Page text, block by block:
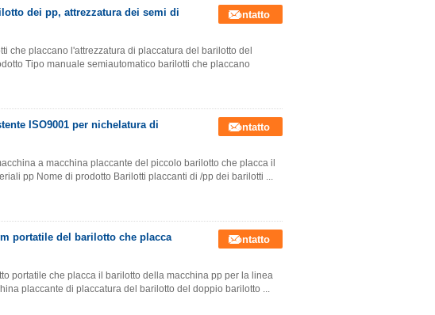
dei pp, attrezzatura dei semi di
Contatto
che placcano l'attrezzatura di placcatura del barilotto del
Tipo manuale semiautomatico barilotti che placcano
ISO9001 per nichelatura di
Contatto
a macchina placcante del piccolo barilotto che placca il
pp Nome di prodotto Barilotti placcanti di /pp dei barilotti ...
portatile del barilotto che placca
Contatto
portatile che placca il barilotto della macchina pp per la linea
placcante di placcatura del barilotto del doppio barilotto ...